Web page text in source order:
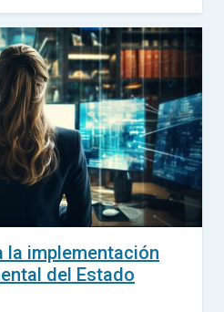
la implementación
del Estado